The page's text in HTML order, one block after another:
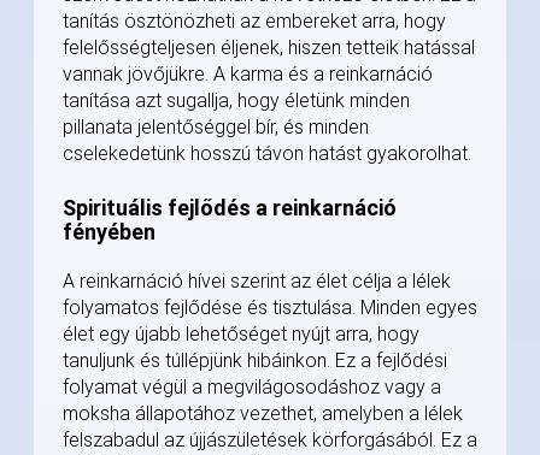
tanítás ösztönözheti az embereket arra, hogy
felelősségteljesen éljenek, hiszen tetteik hatással
vannak jövőjükre. A karma és a reinkarnáció
tanítása azt sugallja, hogy életünk minden
pillanata jelentőséggel bír, és minden
cselekedetünk hosszú távon hatást gyakorolhat.
Spirituális fejlődés a reinkarnáció
fényében
A reinkarnáció hívei szerint az élet célja a lélek
folyamatos fejlődése és tisztulása. Minden egyes
élet egy újabb lehetőséget nyújt arra, hogy
tanuljunk és túllépjünk hibáinkon. Ez a fejlődési
folyamat végül a megvilágosodáshoz vagy a
moksha állapotához vezethet, amelyben a lélek
felszabadul az újjászületések körforgásából. Ez a